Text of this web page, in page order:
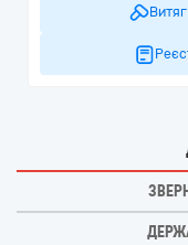
Витяг